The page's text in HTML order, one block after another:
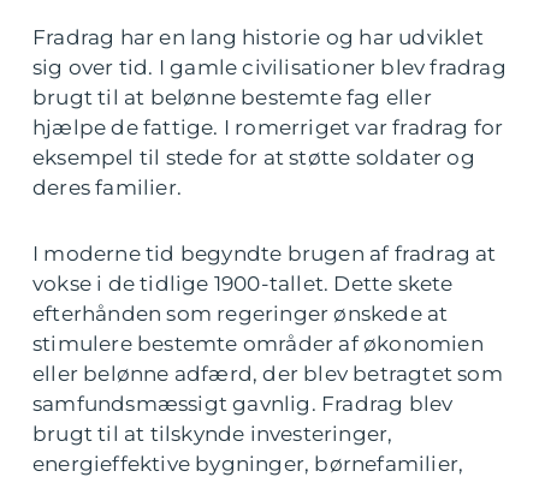
Fradrag har en lang historie og har udviklet
sig over tid. I gamle civilisationer blev fradrag
brugt til at belønne bestemte fag eller
hjælpe de fattige. I romerriget var fradrag for
eksempel til stede for at støtte soldater og
deres familier.
I moderne tid begyndte brugen af fradrag at
vokse i de tidlige 1900-tallet. Dette skete
efterhånden som regeringer ønskede at
stimulere bestemte områder af økonomien
eller belønne adfærd, der blev betragtet som
samfundsmæssigt gavnlig. Fradrag blev
brugt til at tilskynde investeringer,
energieffektive bygninger, børnefamilier,